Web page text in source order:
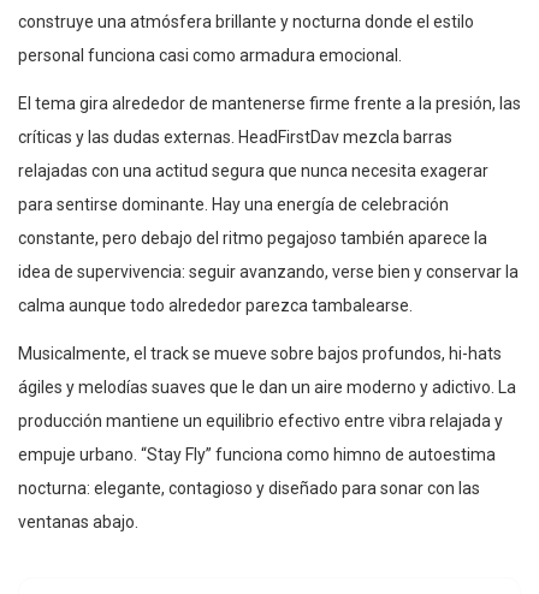
construye una atmósfera brillante y nocturna donde el estilo
personal funciona casi como armadura emocional.
El tema gira alrededor de mantenerse firme frente a la presión, las
críticas y las dudas externas. HeadFirstDav mezcla barras
relajadas con una actitud segura que nunca necesita exagerar
para sentirse dominante. Hay una energía de celebración
constante, pero debajo del ritmo pegajoso también aparece la
idea de supervivencia: seguir avanzando, verse bien y conservar la
calma aunque todo alrededor parezca tambalearse.
Musicalmente, el track se mueve sobre bajos profundos, hi-hats
ágiles y melodías suaves que le dan un aire moderno y adictivo. La
producción mantiene un equilibrio efectivo entre vibra relajada y
empuje urbano. “Stay Fly” funciona como himno de autoestima
nocturna: elegante, contagioso y diseñado para sonar con las
ventanas abajo.